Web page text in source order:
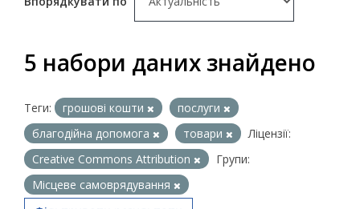
5 набори даних знайдено
Теги: грошові кошти
послуги
благодійна допомога
товари
Ліцензії:
Creative Commons Attribution
Групи:
Місцеве самоврядування